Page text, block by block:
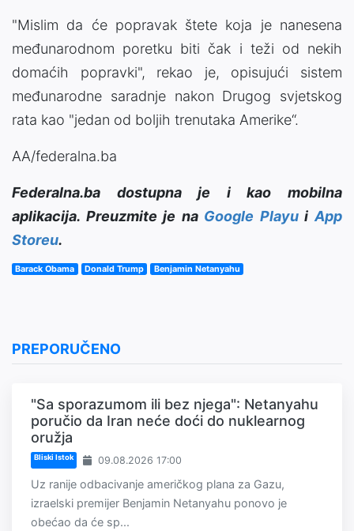
"Mislim da će popravak štete koja je nanesena
međunarodnom poretku biti čak i teži od nekih
domaćih popravki", rekao je, opisujući sistem
međunarodne saradnje nakon Drugog svjetskog
rata kao "jedan od boljih trenutaka Amerike“.
AA/federalna.ba
Federalna.ba dostupna je i kao mobilna
aplikacija. Preuzmite je na Google PlayuiApp
Storeu.
Barack Obama Donald Trump Benjamin Netanyahu
PREPORUČENO
"Sa sporazumom ili bez njega": Netanyahu
poručio da Iran neće doći do nuklearnog
oružja
Bliski Istok 09.08.2026 17:00
Uz ranije odbacivanje američkog plana za Gazu,
izraelski premijer Benjamin Netanyahu ponovo je
obećao da će sp...